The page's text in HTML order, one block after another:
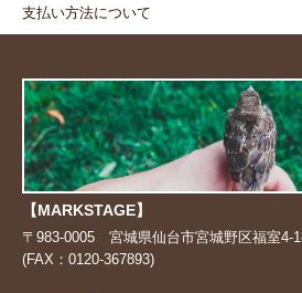
支払い方法について
【MARKSTAGE】
〒983-0005 宮城県仙台市宮城野区福室4-
(FAX：0120-367893)